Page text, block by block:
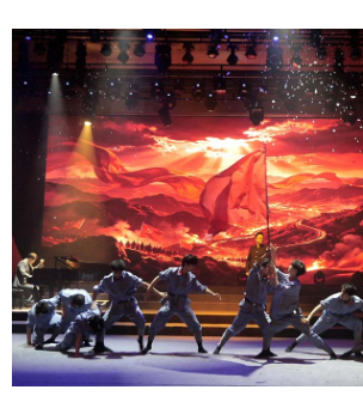
陕西 甘肃 青海
新疆 内蒙古 黑龙江
多语种频道
English Español Français
Русский язык 日本語
Deutsch Português